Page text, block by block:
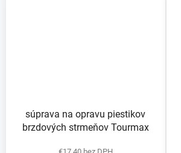
súprava na opravu piestikov
brzdových strmeňov Tourmax